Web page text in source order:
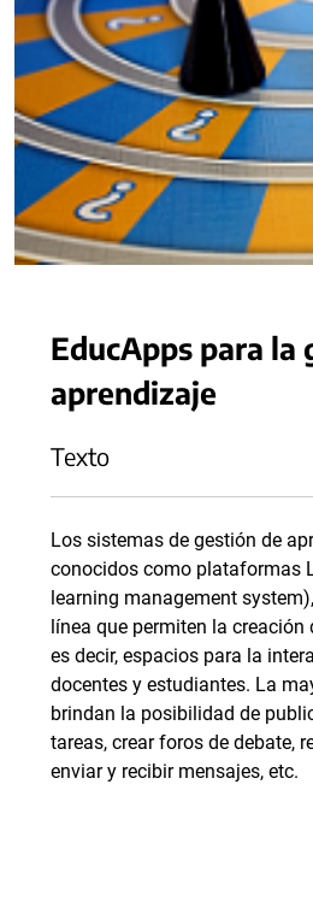
EducApps para la
aprendizaje
Texto
Los sistemas de gestión de
conocidos como plataformas
learning management
línea que permiten la creación
es decir, espacios para la
docentes y estudiantes. La
brindan la posibilidad de
tareas, crear foros de debate,
enviar y recibir mensajes, etc.